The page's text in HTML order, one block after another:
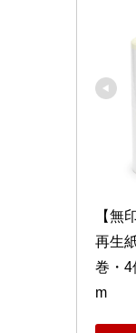
【無
再生
巻・4
m